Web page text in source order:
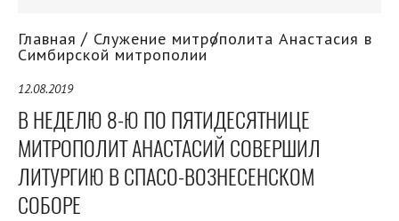
Главная Служение митрополита Анастасия в
Симбирской митрополии
12.08.2019
В НЕДЕЛЮ 8-Ю ПО ПЯТИДЕСЯТНИЦЕ
МИТРОПОЛИТ АНАСТАСИЙ СОВЕРШИЛ
ЛИТУРГИЮ В СПАСО-ВОЗНЕСЕНСКОМ
СОБОРЕ